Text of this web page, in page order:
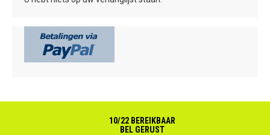
10/22 BEREIKBAAR
BEL GERUST